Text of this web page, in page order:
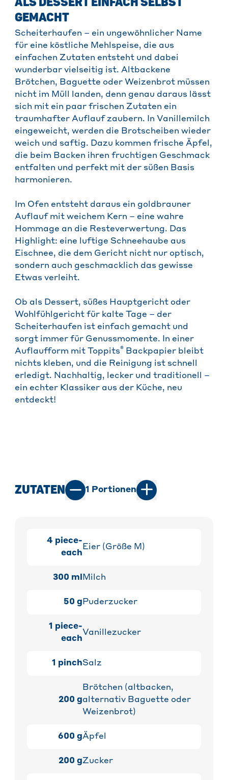
EMACHT
Scheiterhaufen – ein ungewöhnlicher Name
für eine köstliche Mehlspeise, die aus
einfachen Zutaten entsteht und dabei
wunderbar vielseitig ist. Altbackene
Brötchen, Baguette oder Weizenbrot müssen
nicht im Müll landen, denn genau daraus lässt
sich mit ein paar frischen Zutaten ein
traumhafter Auflauf zaubern. In Vanillemilch
eingeweicht, werden die Brotscheiben wieder
weich und saftig. Dazu kommen frische Äpfel,
die beim Backen ihren fruchtigen Geschmack
entfalten und perfekt mit der süßen Basis
harmonieren.
Im Ofen entsteht daraus ein goldbrauner
Auflauf mit weichem Kern – eine wahre
Hommage an die Resteverwertung. Das
Highlight: eine luftige Schneehaube aus
Eischnee, die dem Gericht nicht nur optisch,
sondern auch geschmacklich das gewisse
Etwas verleiht.
Ob als Dessert, süßes Hauptgericht oder
Wohlfühlgericht für kalte Tage – der
Scheiterhaufen ist einfach gemacht und
sorgt immer für Genussmomente. In einer
Auflaufform mit Toppits® Backpapier bleibt
nichts kleben, und die Reinigung ist schnell
erledigt. Nachhaltig, lecker und traditionell –
ein echter Klassiker aus der Küche, neu
entdeckt!
ZUTATEN 1 Portionen
4 piece-
each
Eier (Größe M)
300 ml Milch
50 g Puderzucker
1 piece-
each
Vanillezucker
1 pinchSalz
200 g
Brötchen (altbacken,
alternativ Baguette oder
Weizenbrot)
600 gÄpfel
200 gZucker